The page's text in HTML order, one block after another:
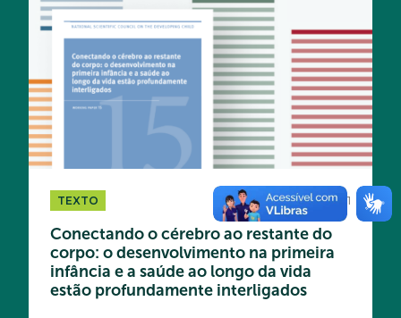
TEXTO Abr 2021
Conectando o cérebro ao restante do
corpo: o desenvolvimento na primeira
infância e a saúde ao longo da vida
estão profundamente interligados